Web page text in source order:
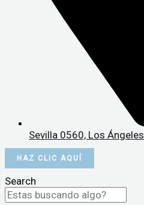
Sevilla 0560, Los Ángeles
HAZ CLIC AQUÍ
Search